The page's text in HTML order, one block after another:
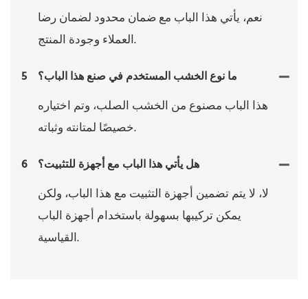
نعم، يأتي هذا الباب مع ضمان محدود لضمان رضا
العملاء وجودة المنتج.
5 ما نوع الخشب المستخدم في صنع هذا الباب؟
هذا الباب مصنوع من الخشب الصلب، وتم اختياره
خصيصًا لمتانته وثباته.
6 هل يأتي هذا الباب مع أجهزة للتثبيت؟
لا، لا يتم تضمين أجهزة التثبيت مع هذا الباب، ولكن
يمكن تركيبها بسهولة باستخدام أجهزة الباب
القياسية.